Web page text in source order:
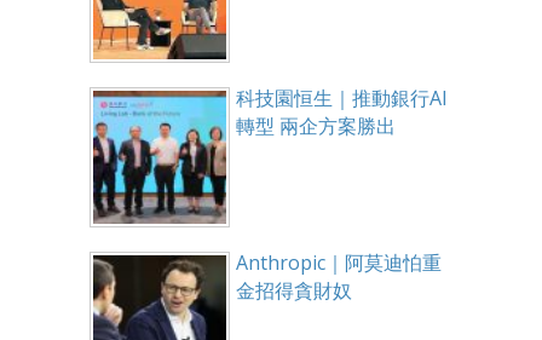
科技園恒生｜推動銀行AI
轉型 兩企方案勝出
Anthropic｜阿莫迪怕重
金招得貪財奴